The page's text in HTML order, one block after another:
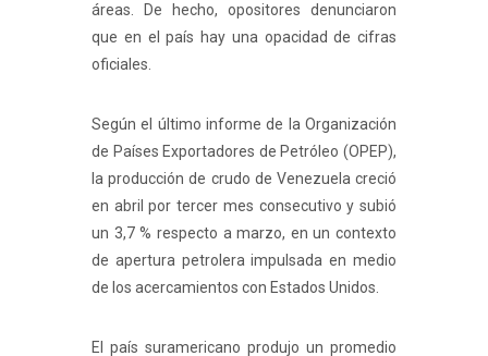
áreas. De hecho, opositores denunciaron
que en el país hay una opacidad de cifras
oficiales.
Según el último informe de la Organización
de Países Exportadores de Petróleo (OPEP),
la producción de crudo de Venezuela creció
en abril por tercer mes consecutivo y subió
un 3,7 % respecto a marzo, en un contexto
de apertura petrolera impulsada en medio
de los acercamientos con Estados Unidos.
El país suramericano produjo un promedio